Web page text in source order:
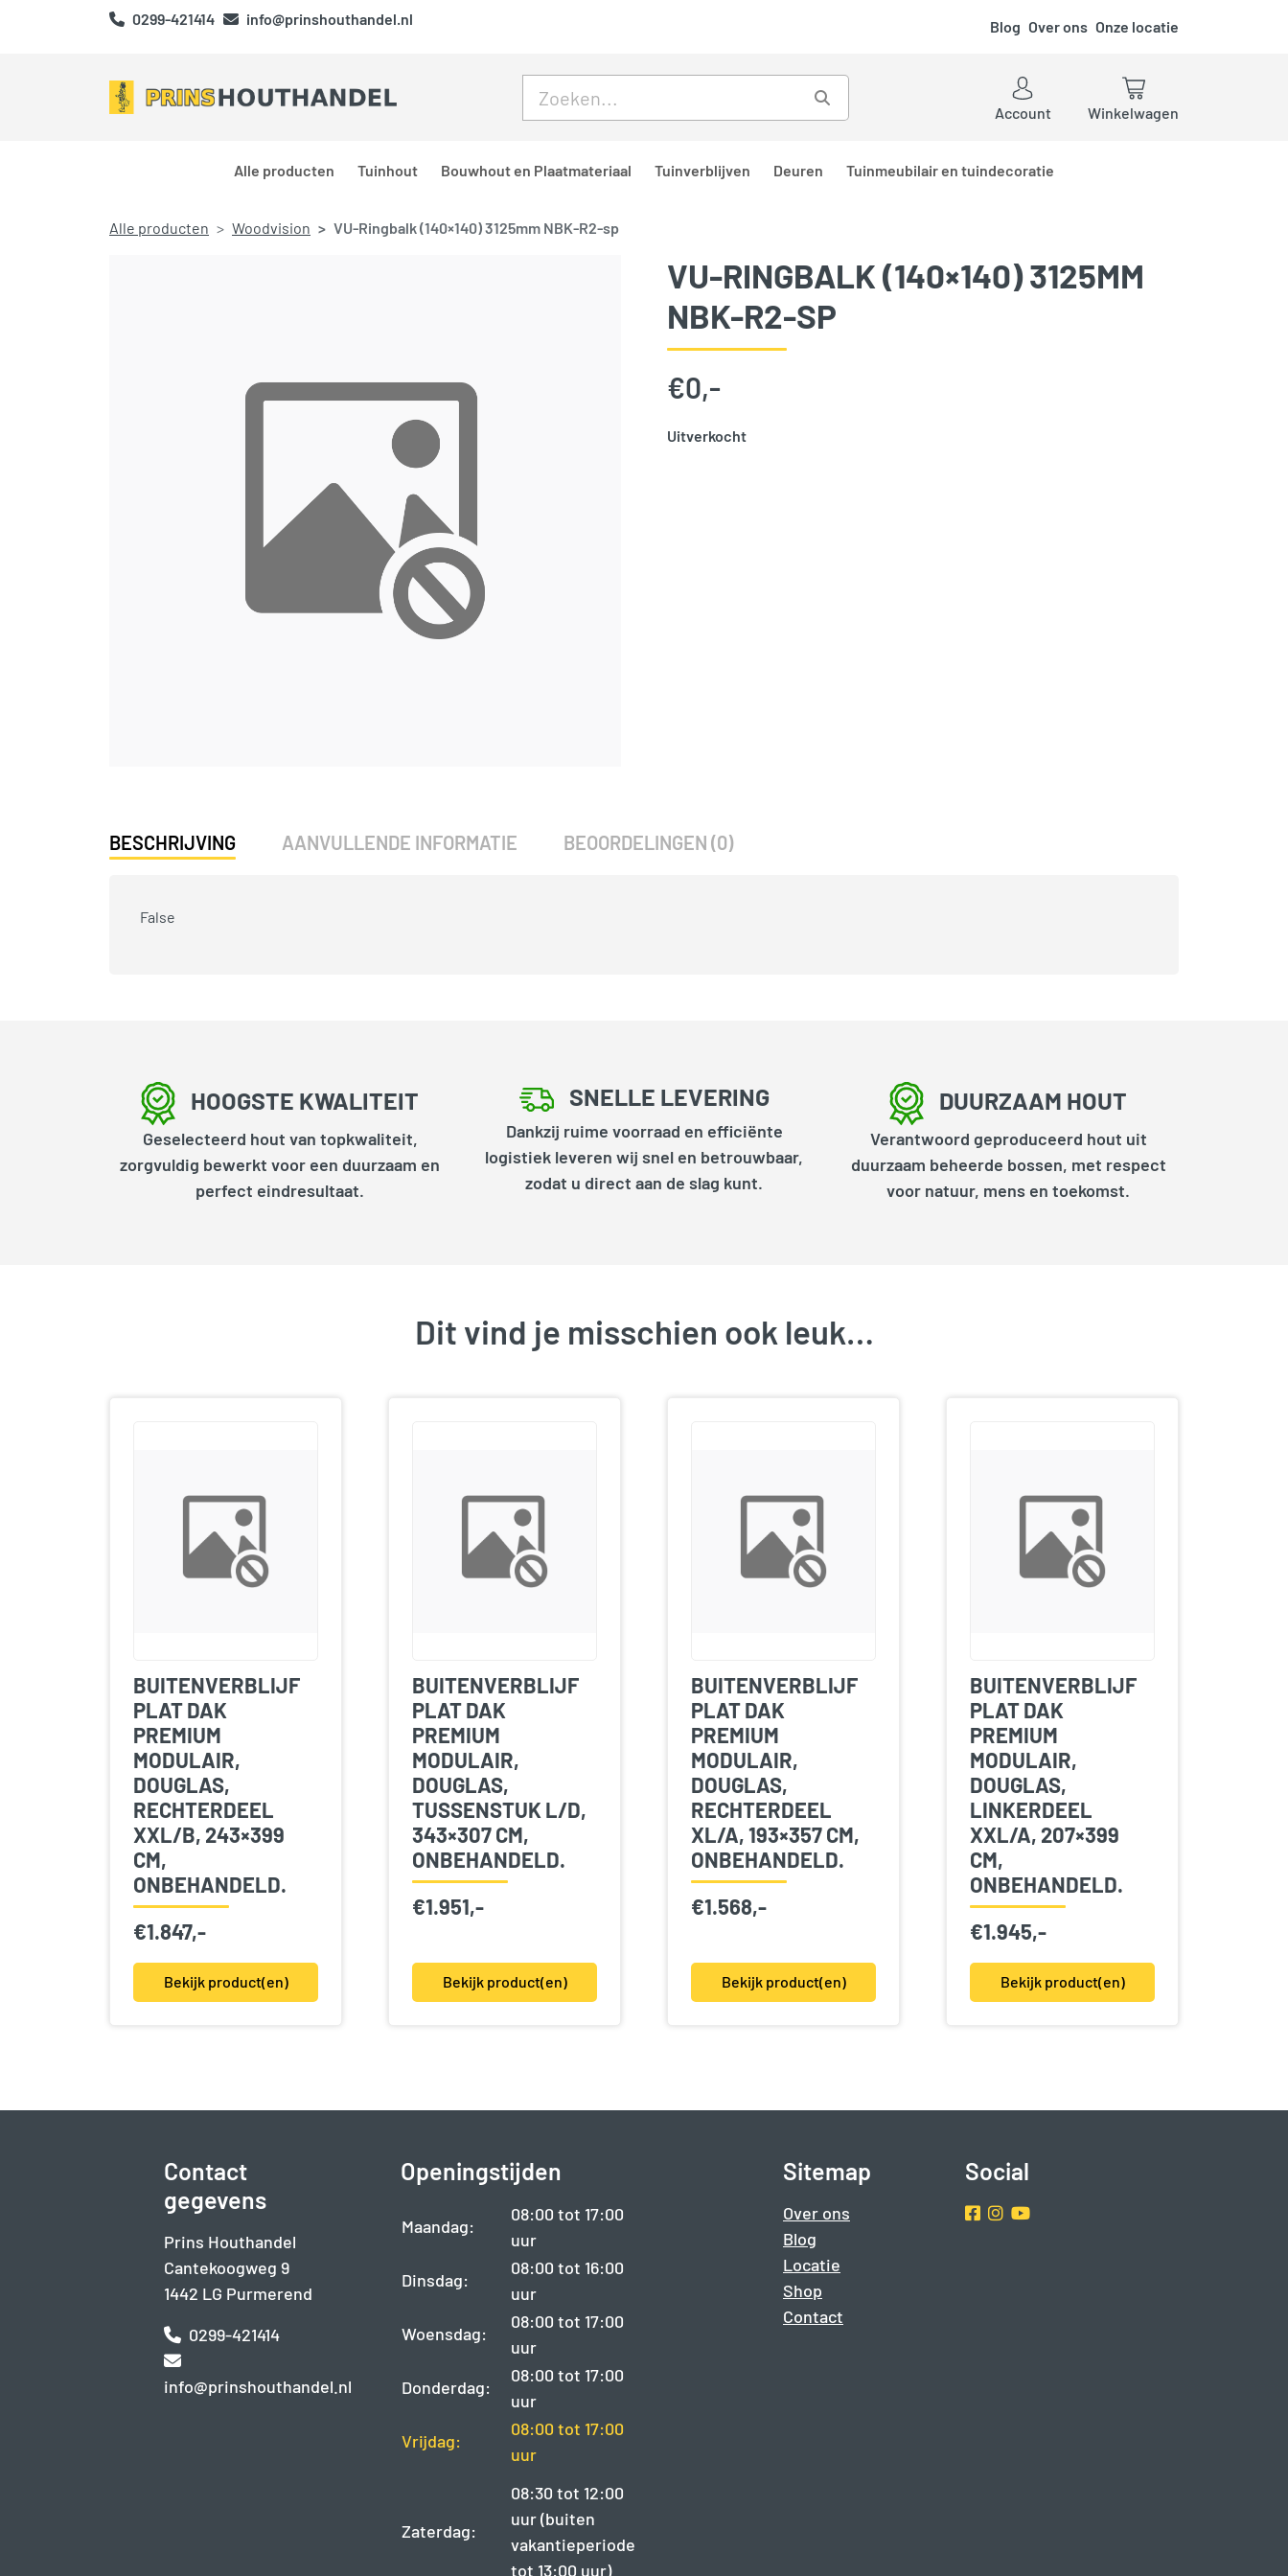
0299-421414 info@prinshouthandel.nl Blog Over ons Onze locatie
Account
Winkelwagen
Alle producten Tuinhout Bouwhout en Plaatmateriaal Tuinverblijven Deuren Tuinmeubilair en tuindecoratie
Alle producten Woodvision VU-Ringbalk (140×140) 3125mm NBK-R2-sp
VU-RINGBALK (140×140) 3125MM
NBK-R2-SP
€0,-
Uitverkocht
BESCHRIJVING AANVULLENDE INFORMATIE BEOORDELINGEN (0)
False
HOOGSTE KWALITEIT
Geselecteerd hout van topkwaliteit,
zorgvuldig bewerkt voor een duurzaam en
perfect eindresultaat.
SNELLE LEVERING
Dankzij ruime voorraad en efficiënte
logistiek leveren wij snel en betrouwbaar,
zodat u direct aan de slag kunt.
DUURZAAM HOUT
Verantwoord geproduceerd hout uit
duurzaam beheerde bossen, met respect
voor natuur, mens en toekomst.
Dit vind je misschien ook leuk…
BUITENVERBLIJF
PLAT DAK
PREMIUM
MODULAIR,
DOUGLAS,
RECHTERDEEL
XXL/B, 243×399
CM,
ONBEHANDELD.
€1.847,-
Bekijk product(en)
BUITENVERBLIJF
PLAT DAK
PREMIUM
MODULAIR,
DOUGLAS,
TUSSENSTUK L/D,
343×307 CM,
ONBEHANDELD.
€1.951,-
Bekijk product(en)
BUITENVERBLIJF
PLAT DAK
PREMIUM
MODULAIR,
DOUGLAS,
RECHTERDEEL
XL/A, 193×357 CM,
ONBEHANDELD.
€1.568,-
Bekijk product(en)
BUITENVERBLIJF
PLAT DAK
PREMIUM
MODULAIR,
DOUGLAS,
LINKERDEEL
XXL/A, 207×399
CM,
ONBEHANDELD.
€1.945,-
Bekijk product(en)
Contact
gegevens
Prins Houthandel
Cantekoogweg 9
1442 LG Purmerend
0299-421414
info@prinshouthandel.nl
Openingstijden
Maandag:
08:00 tot 17:00
uur
Dinsdag:
08:00 tot 16:00
uur
Woensdag:
08:00 tot 17:00
uur
Donderdag:
08:00 tot 17:00
uur
Vrijdag:
08:00 tot 17:00
uur
Zaterdag:
08:30 tot 12:00
uur (buiten
vakantieperiode
tot 13:00 uur)
Sitemap
Over ons
Blog
Locatie
Shop
Contact
Social
Facebook
Instragram
Youtube